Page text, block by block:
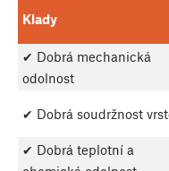
Klady
✔ Dobrá mechanická
odolnost
✔ Dobrá soudržnost
✔ Dobrá teplotní a